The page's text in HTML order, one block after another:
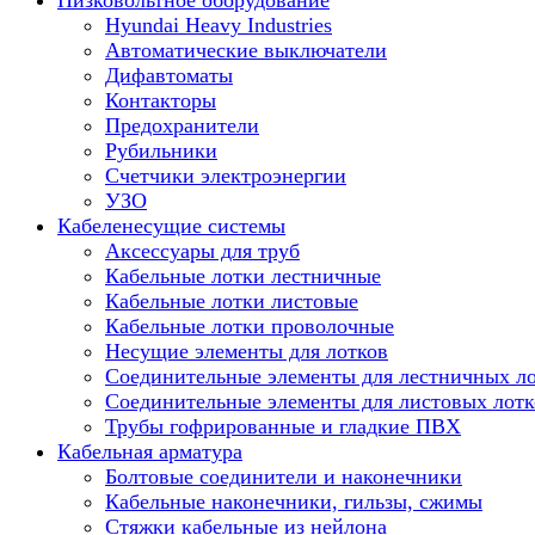
Hyundai Heavy Industries
Автоматические выключатели
Дифавтоматы
Контакторы
Предохранители
Рубильники
Счетчики электроэнергии
УЗО
Кабеленесущие системы
Аксессуары для труб
Кабельные лотки лестничные
Кабельные лотки листовые
Кабельные лотки проволочные
Несущие элементы для лотков
Соединительные элементы для лестничных
Соединительные элементы для листовых
Трубы гофрированные и гладкие ПВХ
Кабельная арматура
Болтовые соединители и наконечники
Кабельные наконечники, гильзы, сжимы
Стяжки кабельные из нейлона